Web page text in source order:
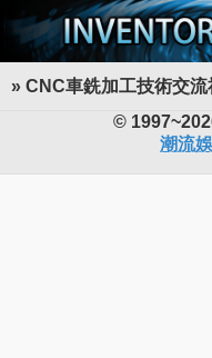
» CNC車銑加工技術交流
©
潮流